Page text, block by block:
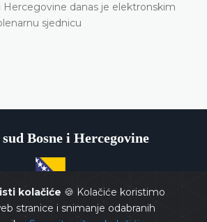
kolačiće 🍪 Kolačiće koristimo
stranice i snimanje odabranih
Hercegovine danas je elektronskim
sjednicu
Bosne i Hercegovine
Ustavni sud BiHSva prava zadržana.